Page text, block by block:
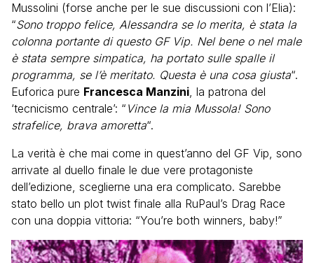
Mussolini (forse anche per le sue discussioni con l’Elia):
“Sono troppo felice, Alessandra se lo merita, è stata la
colonna portante di questo GF Vip. Nel bene o nel male
è stata sempre simpatica, ha portato sulle spalle il
programma, se l’è meritato. Questa è una cosa giusta“.
Euforica pure Francesca Manzini, la patrona del
‘tecnicismo centrale’: “ Vince la mia Mussola! Sono
strafelice, brava amoretta“.
La verità è che mai come in quest’anno del GF Vip, sono
arrivate al duello finale le due vere protagoniste
dell’edizione, sceglierne una era complicato. Sarebbe
stato bello un plot twist finale alla RuPaul’s Drag Race
con una doppia vittoria: “You’re both winners, baby!”